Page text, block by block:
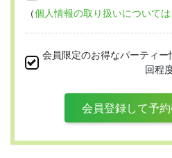
ります。
第3条 （利用資
（個人情報の取り扱いについては
会員限定のお得なパーティ
回程度
会員登録して予